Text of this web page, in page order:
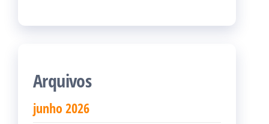
Arquivos
junho 2026